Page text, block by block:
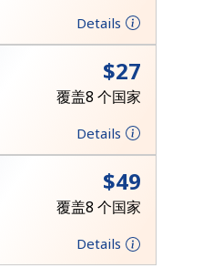
Details
⁦$27⁩
覆盖8 个国家
Details
⁦$49⁩
覆盖8 个国家
Details